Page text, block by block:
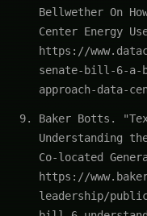
Bellwether On
Center Energy
https://
senate-bill-6-a-
approach-data-
Baker Botts.
Understanding
Co-located
https://
leadership/